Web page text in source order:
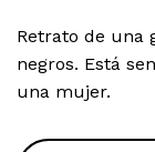
Retrato de una
negros. Está
una mujer.